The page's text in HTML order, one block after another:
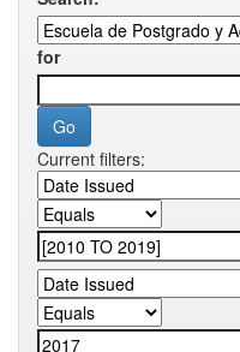
for
Current filters: